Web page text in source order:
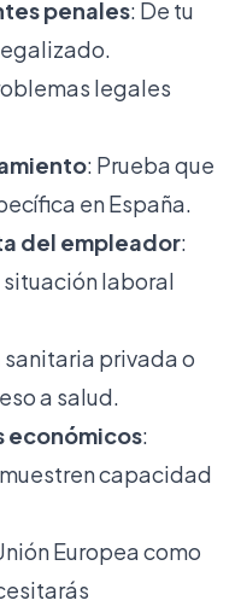
penales: De tu
legales
: Prueba que
en España.
del empleador:
laboral
sanitaria privada o
a salud.
económicos:
capacidad
Europea como